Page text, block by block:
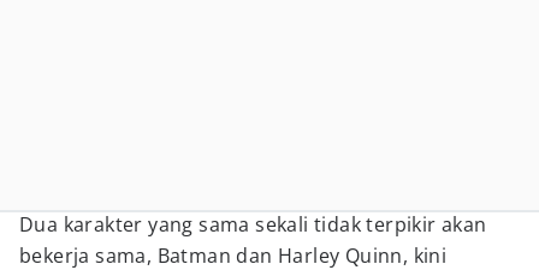
Dua karakter yang sama sekali tidak terpikir akan
bekerja sama, Batman dan Harley Quinn, kini